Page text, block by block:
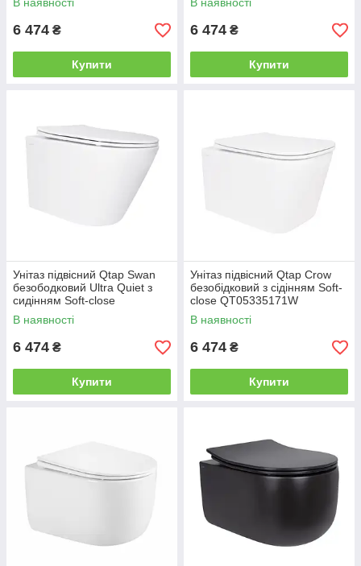
6 474 ₴
Купити
6 474 ₴
Купити
Унітаз підвісний Qtap Swan
безободковий Ultra Quiet з
сидінням Soft-close
QT16335179W
В наявності
6 474 ₴
Купити
Унітаз підвісний Qtap Crow
безобідковий з сідінням Soft-
close QT05335171W
В наявності
6 474 ₴
Купити